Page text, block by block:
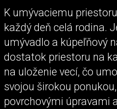
K umývaciemu
každý deň celá rodina.
umývadlo a kúpeľňový
dostatok priestoru na
na uloženie vecí, čo
svojou širokou
povrchovými úpravami